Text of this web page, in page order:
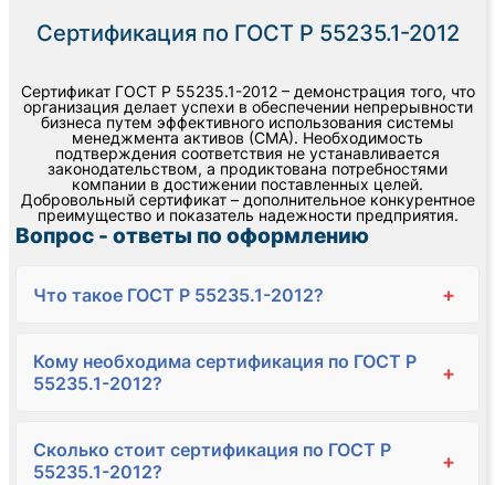
Сертификация по ГОСТ Р 55235.1-2012
Сертификат ГОСТ Р 55235.1-2012 – демонстрация того, что
организация делает успехи в обеспечении непрерывности
бизнеса путем эффективного использования системы
менеджмента активов (СМА). Необходимость
подтверждения соответствия не устанавливается
законодательством, а продиктована потребностями
компании в достижении поставленных целей.
Добровольный сертификат – дополнительное конкурентное
преимущество и показатель надежности предприятия.
Вопрос - ответы по оформлению
Что такое ГОСТ Р 55235.1-2012? +
Кому необходима сертификация по ГОСТ Р
55235.1-2012?
+
Сколько стоит сертификация по ГОСТ Р
55235.1-2012?
+